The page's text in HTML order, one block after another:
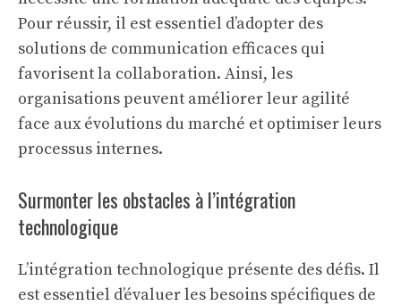
Pour réussir, il est essentiel d’adopter des
solutions de communication efficaces qui
favorisent la collaboration. Ainsi, les
organisations peuvent améliorer leur agilité
face aux évolutions du marché et optimiser leurs
processus internes.
Surmonter les obstacles à l’intégration
technologique
L’intégration technologique présente des défis. Il
est essentiel d’évaluer les besoins spécifiques de